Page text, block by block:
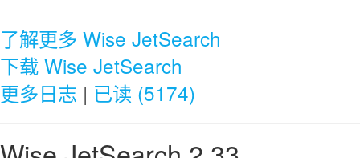
了解更多 Wise JetSearch
下载 Wise JetSearch
更多日志 | 已读 (5174)